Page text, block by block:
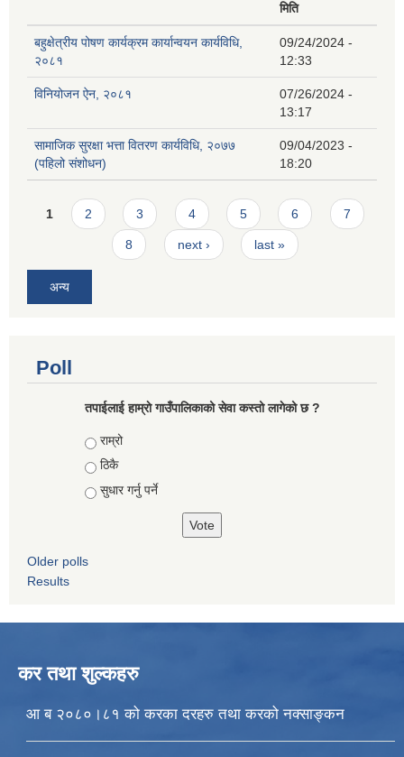
मिति
बहुक्षेत्रीय पोषण कार्यक्रम कार्यान्वयन कार्यविधि,
२०८१
09/24/2024 -
12:33
विनियोजन ऐन, २०८१
07/26/2024 -
13:17
सामाजिक सुरक्षा भत्ता वितरण कार्यविधि, २०७७
(पहिलो संशोधन)
09/04/2023 -
18:20
Pages
1 2 3 4 5 6 7
8 next › last »
अन्य
Poll
तपाईलाई हाम्राे गाउँपालिकाको सेवा कस्तो लागेको छ ?
Choices
राम्रो
ठिकै
सुधार गर्नु पर्ने
Older polls
Results
कर तथा शुल्कहरु
आ ब २०८०।८१ को करका दरहरु तथा करको नक्साङ्कन